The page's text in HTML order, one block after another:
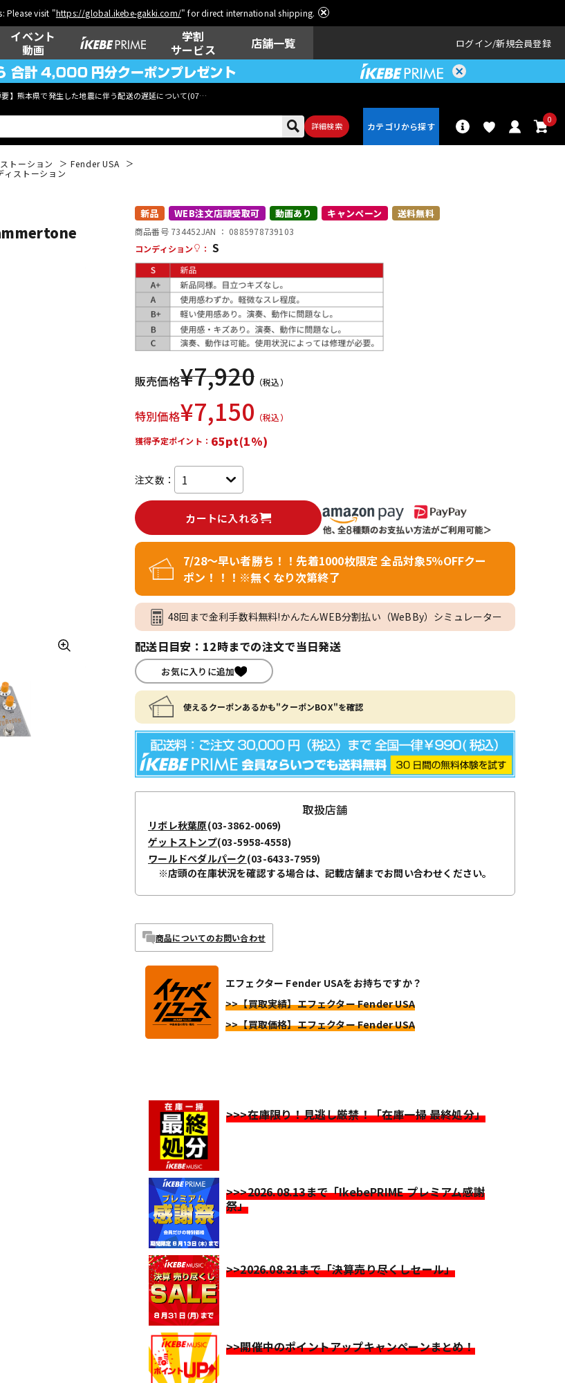
Please visit "https://global.ikebe-gakki.com/" for direct international shipping.
イベント
動画
学割
サービス
店舗一覧 ログイン 新規会員登録
要】熊本県で発生した地震に伴う配送の遅延について(07月29日
詳細検索
0
ン
その他楽器 アンプ
レコーディン
グ機器
配信/ライブ
機器
トーション
Fender USA
ストーション
新品 WEB注文店頭受取可 動画あり キャンペーン 送料無料
商品番号 734452JAN ： 0885978739103
コンディション
： S
販売価格¥7,920 （税込）
特別価格¥7,150 （税込）
獲得予定ポイント： 65pt(1%)
注文数：
カートに入れる
7/28～早い者勝ち！！先着1000枚限定 全品対象5％OFFクー
ポン！！！※無くなり次第終了
48回まで金利手数料無料!かんたんWEB分割払い（WeBBy）シミュレーター
配送日目安：12時までの注文で当日発送
お気に入りに追加
使えるクーポンあるかも"クーポンBOX"を確認
取扱店舗
リボレ秋葉原(03-3862-0069)
ゲットストンプ(03-5958-4558)
ワールドペダルパーク(03-6433-7959)
※店頭の在庫状況を確認する場合は、記載店舗までお問い合わせください。
商品についてのお問い合わせ
エフェクター Fender USAをお持ちですか？
>>【買取実績】エフェクター Fender USA
>>【買取価格】エフェクター Fender USA
>>>在庫限り！見逃し厳禁！「在庫一掃 最終処分」
>>>2026.08.13まで「IkebePRIME プレミアム感謝
祭」
>>2026.08.31まで「決算売り尽くしセール」
>>開催中のポイントアップキャンペーンまとめ！